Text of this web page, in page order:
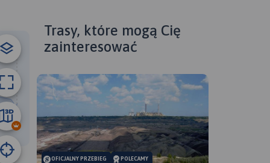
10 km
Trasy, które mogą Cię
zainteresować
OFICJALNY PRZEBIEG POLECAMY